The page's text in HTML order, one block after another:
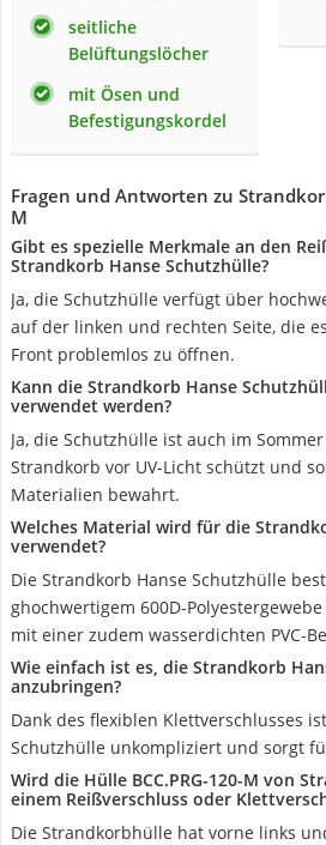
seitliche
Belüftungslöcher
mit Ösen und
Befestigungskordel
Fragen und Antworten zu
M
Gibt es spezielle Merkmale an den
Strandkorb Hanse Schutzhülle?
Ja, die Schutzhülle verfügt über
auf der linken und rechten Seite, die
Front problemlos zu öffnen.
Kann die Strandkorb Hanse
verwendet werden?
Ja, die Schutzhülle ist auch im
Strandkorb vor UV-Licht schützt und
Materialien bewahrt.
Welches Material wird für die
verwendet?
Die Strandkorb Hanse Schutzhülle
ghochwertigem 600D-
mit einer zudem wasserdichten PVC-
Wie einfach ist es, die Strandkorb
anzubringen?
Dank des flexiblen Klettverschlusses
Schutzhülle unkompliziert und sorgt
Wird die Hülle BCC.PRG-120-M von
einem Reißverschluss oder
Die Strandkorbhülle hat vorne links